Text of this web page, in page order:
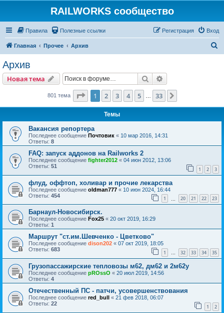
RAILWORKS сообщество
Правила Полезные ссылки Вход
Регистрация
Главная Прочее Архив
Архив
Новая тема Поиск
801 тема Страница из 33
1 2 3 4 5 33
Темы
Вакансия репортера
Последнее сообщение Почтовик « 10 мар 2016, 14:31
Ответы: 8
FAQ: запуск аддонов на Railworks 2
Последнее сообщение fighter2012 « 04 июн 2012, 13:06
Ответы: 51 1 2 3
флуд, оффтоп, холивар и прочие лекарства
Последнее сообщение oldman777 « 10 июн 2024, 16:44
Ответы: 454 1 20 21 22 23
Барнаул-Новосибирск.
Последнее сообщение Fox25 « 20 окт 2019, 16:29
Ответы: 1
Маршрут "ст.им.Шевченко - Цветково"
Последнее сообщение dison202 « 07 окт 2019, 18:05
Ответы: 683 1 … 32 33 34 35
Грузопассажирские тепловозы м62, дм62 и 2м62у
Последнее сообщение pROssO « 20 июл 2019, 14:56
Ответы: 4
Отечественный ПС - патчи, усовершенствования
Последнее сообщение red_bull « 21 фев 2018, 06:07
Ответы: 22 1 2